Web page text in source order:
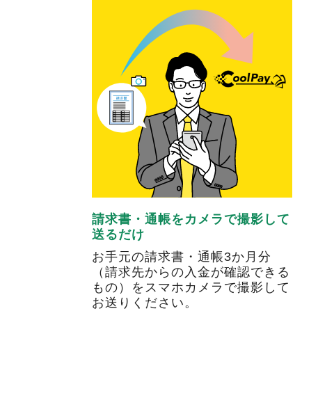
請求書・通帳をカメラで撮影して
送るだけ
お手元の請求書・通帳3か月分
（請求先からの入金が確認できる
もの）をスマホカメラで撮影して
お送りください。